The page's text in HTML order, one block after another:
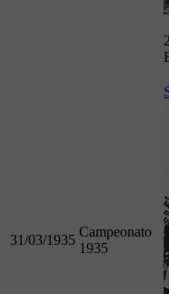
31/03/1935
Campeonato
1935